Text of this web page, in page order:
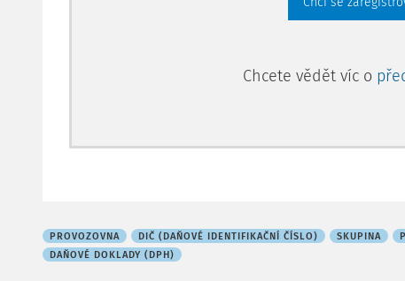
Chcete vědět víc o
PROVOZOVNA DIČ (DAŇOVÉ IDENTIFIKAČNÍ ČÍSLO) SKUPINA
DAŇOVÉ DOKLADY (DPH)